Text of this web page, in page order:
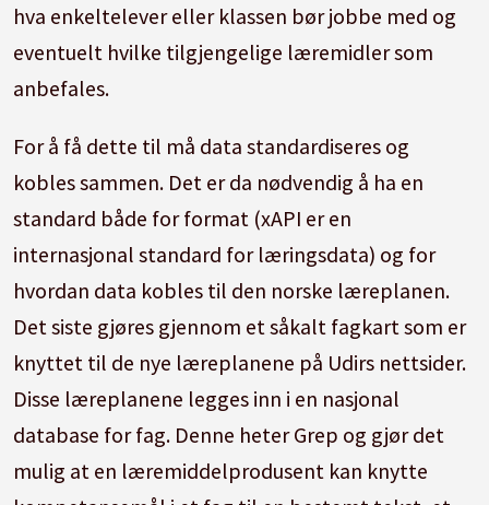
hva enkeltelever eller klassen bør jobbe med og
eventuelt hvilke tilgjengelige læremidler som
anbefales.
For å få dette til må data standardiseres og
kobles sammen. Det er da nødvendig å ha en
standard både for format (xAPI er en
internasjonal standard for læringsdata) og for
hvordan data kobles til den norske læreplanen.
Det siste gjøres gjennom et såkalt fagkart som er
knyttet til de nye læreplanene på Udirs nettsider.
Disse læreplanene legges inn i en nasjonal
database for fag. Denne heter Grep og gjør det
mulig at en læremiddelprodusent kan knytte